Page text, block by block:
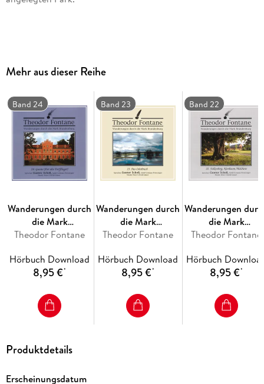
2 Der Anbau der Kirche. Philipp Ludwig von Canstein und
seine "hochbetrübteste Witwe"
8 . . . als Poet
Mehr aus dieser Reihe
Band 24
Wanderungen durch
die Mark
Brandenburg (24)
Theodor Fontane
Hörbuch Download
8,95 €*
Band 23
Wanderungen durch
die Mark
Brandenburg (23)
Theodor Fontane
Hörbuch Download
8,95 €*
Band 22
Wanderungen
die Mark
Brandenburg (22)
Theodor Fontane
Hörbuch
8,95 €*
Produktdetails
Erscheinungsdatum